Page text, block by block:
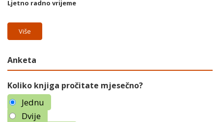
Ljetno radno vrijeme
Više
Anketa
Koliko knjiga pročitate mjesečno?
Jednu
Dvije